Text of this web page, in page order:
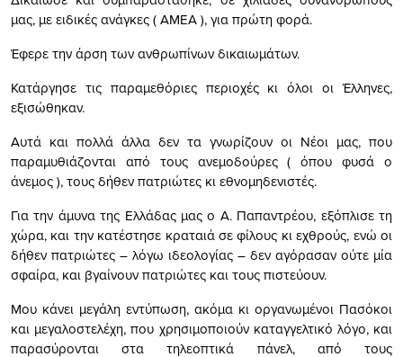
μας, με ειδικές ανάγκες ( ΑΜΕΑ ), για πρώτη φορά.
Έφερε την άρση των ανθρωπίνων δικαιωμάτων.
Κατάργησε τις παραμεθόριες περιοχές κι όλοι οι Έλληνες,
εξισώθηκαν.
Αυτά και πολλά άλλα δεν τα γνωρίζουν οι Νέοι μας, που
παραμυθιάζονται από τους ανεμοδούρες ( όπου φυσά ο
άνεμος ), τους δήθεν πατριώτες κι εθνομηδενιστές.
Για την άμυνα της Ελλάδας μας ο Α. Παπαντρέου, εξόπλισε τη
χώρα, και την κατέστησε κραταιά σε φίλους κι εχθρούς, ενώ οι
δήθεν πατριώτες – λόγω ιδεολογίας – δεν αγόρασαν ούτε μία
σφαίρα, και βγαίνουν πατριώτες και τους πιστεύουν.
Μου κάνει μεγάλη εντύπωση, ακόμα κι οργανωμένοι Πασόκοι
και μεγαλοστελέχη, που χρησιμοποιούν καταγγελτικό λόγο, και
παρασύρονται στα τηλεοπτικά πάνελ, από τους